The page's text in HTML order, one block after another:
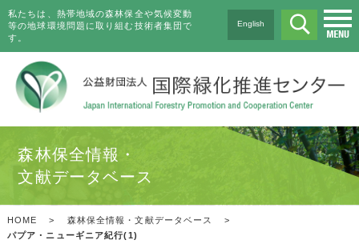
私たちは、熱帯地域の森林保全や気候変動
等の地球環境問題に取り組む技術者集団で
す。
English
森林保全情報・
文献データベース
HOME > 森林保全情報・文献データベース
>
パプア・ニューギニア紀行(1)